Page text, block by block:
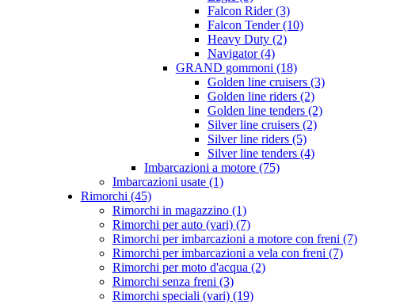
Falcon Rider (3)
Falcon Tender (10)
Heavy Duty (2)
Navigator (4)
GRAND gommoni (18)
Golden line cruisers (3)
Golden line riders (2)
Golden line tenders (2)
Silver line cruisers (2)
Silver line riders (5)
Silver line tenders (4)
Imbarcazioni a motore (75)
Imbarcazioni usate (1)
Rimorchi (45)
Rimorchi in magazzino (1)
Rimorchi per auto (vari) (7)
Rimorchi per imbarcazioni a motore con freni (7)
Rimorchi per imbarcazioni a vela con freni (7)
Rimorchi per moto d'acqua (2)
Rimorchi senza freni (3)
Rimorchi speciali (vari) (19)